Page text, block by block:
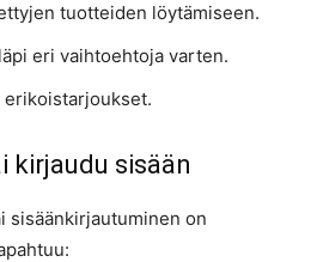
tuotteiden löytämiseen.
eri vaihtoehtoja varten.
kirjaudu sisään
sisäänkirjautuminen on